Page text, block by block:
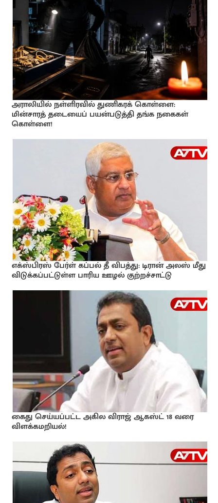
அராலியில் நள்ளிரவில் துணிகரக் கொள்ளை:
மின்சாரத் தடையைப் பயன்படுத்தி தங்க நகைகள்
கொள்ளை!
எக்ஸ்பிரஸ் பேர்ள் கப்பல் தீ விபத்து: டிரான் அலஸ் மீது
விடுக்கப்பட்டுள்ள பாரிய ஊழல் குற்றச்சாட்டு
கைது செய்யப்பட்ட அகில விராஜ் ஆகஸ்ட் 18 வரை
விளக்கமறியல்!